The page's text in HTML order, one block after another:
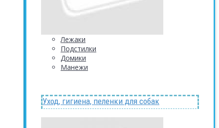
Лежаки
Подстилки
Домики
Манежи
Уход, гигиена, пеленки для собак